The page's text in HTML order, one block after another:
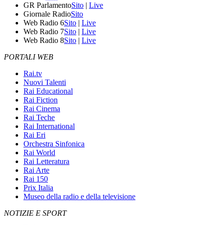
GR ParlamentoSito | Live
Giornale RadioSito
Web Radio 6Sito | Live
Web Radio 7Sito | Live
Web Radio 8Sito | Live
PORTALI WEB
Rai.tv
Nuovi Talenti
Rai Educational
Rai Fiction
Rai Cinema
Rai Teche
Rai International
Rai Eri
Orchestra Sinfonica
Rai World
Rai Letteratura
Rai Arte
Rai 150
Prix Italia
Museo della radio e della televisione
NOTIZIE E SPORT